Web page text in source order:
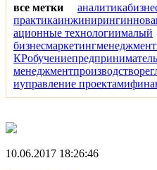
все метки аналитика
практикаинжиниринг
ационные технологиималый
бизнесмаркетингменеджмент
КРобучениепредприниматель
менеджментпроизводство
иуправление проектами
10.06.2017 18:26:46